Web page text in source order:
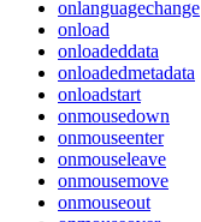
onlanguagechange
onload
onloadeddata
onloadedmetadata
onloadstart
onmousedown
onmouseenter
onmouseleave
onmousemove
onmouseout